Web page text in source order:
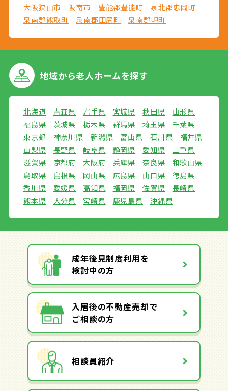
大阪狭山市
阪南市 豊能郡豊能町
泉北郡忠岡町
泉南郡熊取町
泉南郡田尻町 泉南郡岬町
地域から老人ホームを探す
北海道 青森県 岩手県 宮城県 秋田県
山形県
福島県
茨城県 栃木県 群馬県 埼玉県
千葉県
東京都
神奈川県 新潟県 富山県 石川県
福井県
山梨県
長野県 岐阜県 静岡県 愛知県
三重県
滋賀県
京都府 大阪府 兵庫県 奈良県
和歌山県
鳥取県
島根県 岡山県 広島県 山口県
徳島県
香川県
愛媛県 高知県 福岡県 佐賀県
長崎県
熊本県
大分県 宮崎県 鹿児島県 沖縄県
成年後見制度利用を
検討中の方
入居後の不動産売却で
ご相談の方
相談員紹介